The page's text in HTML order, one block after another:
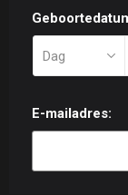
E-mailadres: